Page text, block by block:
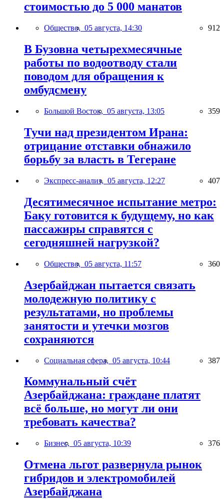
стоимостью до 5 000 манатов
Общество, 05 августа, 14:30 912
В Бузовна четырехмесячные
работы по водоотводу стали
поводом для обращения к
омбудсмену
Большой Восток, 05 августа, 13:05 359
Тучи над президентом Ирана:
отрицание отставки обнажило
борьбу за власть в Тегеране
Экспресс-анализ, 05 августа, 12:27 407
Десятимесячное испытание метро:
Баку готовится к будущему, но как
пассажиры справятся с
сегодняшней нагрузкой?
Общество, 05 августа, 11:57 360
Азербайджан пытается связать
молодежную политику с
результатами, но проблемы
занятости и утечки мозгов
сохраняются
Социальная сфера, 05 августа, 10:44 387
Коммунальный счёт
Азербайджана: граждане платят
всё больше, но могут ли они
требовать качества?
Бизнес, 05 августа, 10:39 376
Отмена льгот развернула рынок
гибридов и электромобилей
Азербайджана